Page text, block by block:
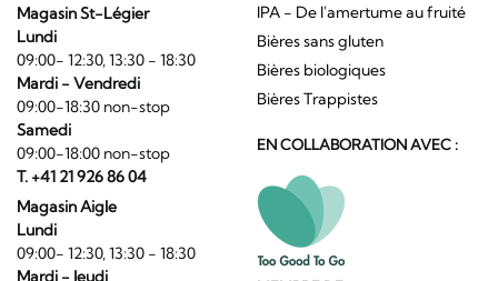
Magasin St-Légier
Lundi
09:00- 12:30, 13:30 - 18:30
Mardi - Vendredi
09:00-18:30 non-stop
Samedi
09:00-18:00 non-stop
T. +41 21 926 86 04
Magasin Aigle
Lundi
09:00- 12:30, 13:30 - 18:30
Mardi - Jeudi
IPA - De l'amertume au fruité
Bières sans gluten
Bières biologiques
Bières Trappistes
EN COLLABORATION AVEC :